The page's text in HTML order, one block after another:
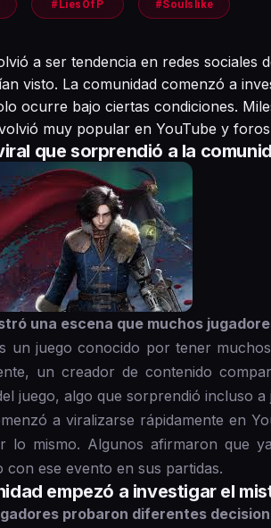
#LiesOfP #Soulslike
a ser tendencia en redes sociales
visto. La comunidad comenzó a
ocurre bajo ciertas condiciones.
muy popular en YouTube y foros
que sorprendió a la
una escena que muchos
un juego conocido por tener
un creador de contenido
juego, algo que sorprendió incluso
a viralizarse rápidamente en
lo mismo. Algunos afirmaron que
con ese evento en sus partidas.
empezó a investigar el
probaron diferentes